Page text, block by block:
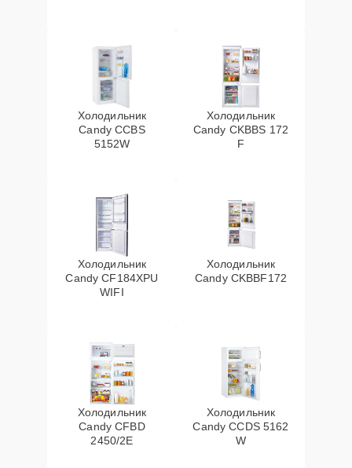
Холодильник
Candy CCBS
5152W
Холодильник
Candy CKBBS 172
F
Холодильник
Candy CF184XPU
WIFI
Холодильник
Candy CKBBF172
Холодильник
Candy CFBD
2450/2E
Холодильник
Candy CCDS 5162
W